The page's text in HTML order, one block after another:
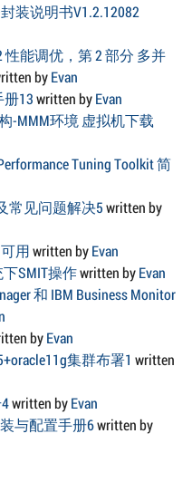
装说明书V1.2.12082
性能调优，第 2 部分 多并
byEvan
13written byEvan
-MMM环境 虚拟机下载
Tuning Toolkit 简
常见问题解决5written by
用written byEvan
SMIT操作written byEvan
和 IBM Business Monitor
byEvan
集群布署1 written
written byEvan
与配置手册6written by